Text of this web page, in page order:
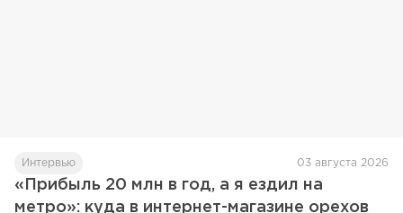
Интервью 03 августа 2026
«Прибыль 20 млн в год, а я ездил на
метро»: куда в интернет-магазине орехов